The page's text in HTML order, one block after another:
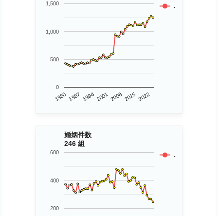
..
1980 1987 1994 2001 2008 2015 2022
0
500
1,000
1,500
婚姻件数
246 組
..
200
400
600